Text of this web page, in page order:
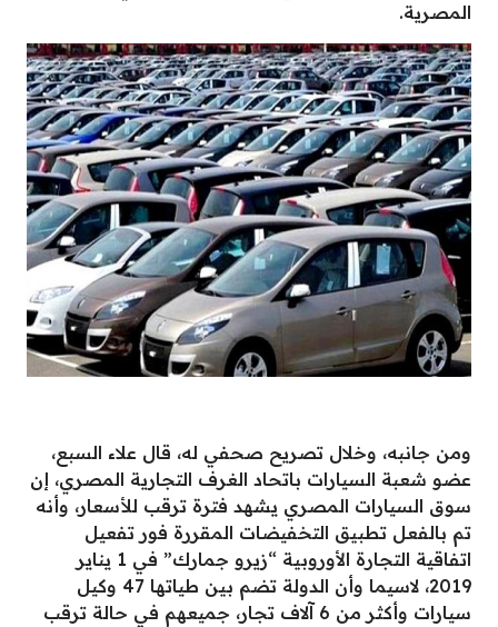
المصرية.
ومن جانبه، وخلال تصريح صحفي له، قال علاء السبع،
عضو شعبة السيارات باتحاد الغرف التجارية المصري، إن
سوق السيارات المصري يشهد فترة ترقب للأسعار، وأنه
تم بالفعل تطبيق التخفيضات المقررة فور تفعيل
اتفاقية التجارة الأوروبية “زيرو جمارك” في 1 يناير
2019، لاسيما وأن الدولة تضم بين طياتها 47 وكيل
سيارات وأكثر من 6 آلاف تجار، جميعهم في حالة ترقب